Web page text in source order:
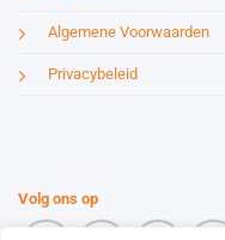
Algemene Voorwaarden
Privacybeleid
Volg ons op